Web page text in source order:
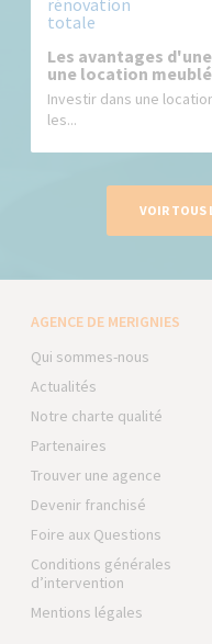
Les avantages
une location
Investir dans une
les...
VOIR TOUS
AGENCE DE MERIGNIES
Qui sommes-nous
Actualités
Notre charte qualité
Partenaires
Trouver une agence
Devenir franchisé
Foire aux Questions
Conditions générales
d’intervention
Mentions légales